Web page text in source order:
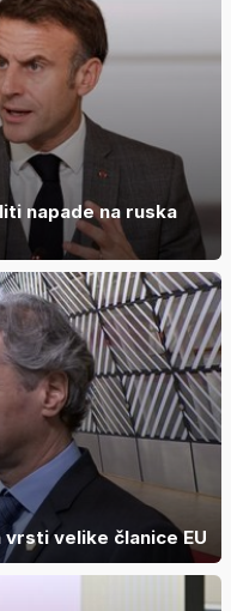
napade na ruska
vrsti velike članice EU